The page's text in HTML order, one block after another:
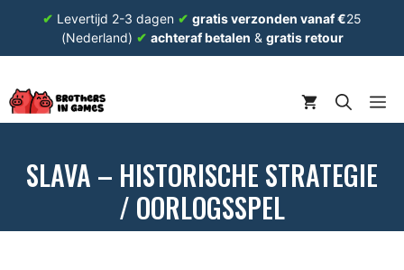
de
✔ Levertijd 2-3 dagen ✔ gratis verzonden vanaf €25
(Nederland) ✔ achteraf betalen & gratis retour
SLAVA – HISTORISCHE STRATEGIE
/ OORLOGSSPEL